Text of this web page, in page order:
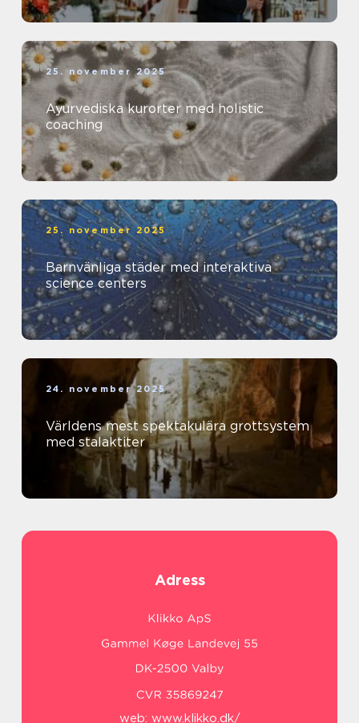
25. november 2025
Ayurvediska kurorter med holistic
coaching
25. november 2025
Barnvänliga städer med interaktiva
science centers
24. november 2025
Världens mest spektakulära grottsystem
med stalaktiter
Adress
web: www.klikko.dk/